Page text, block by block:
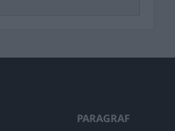
PARAGRAF